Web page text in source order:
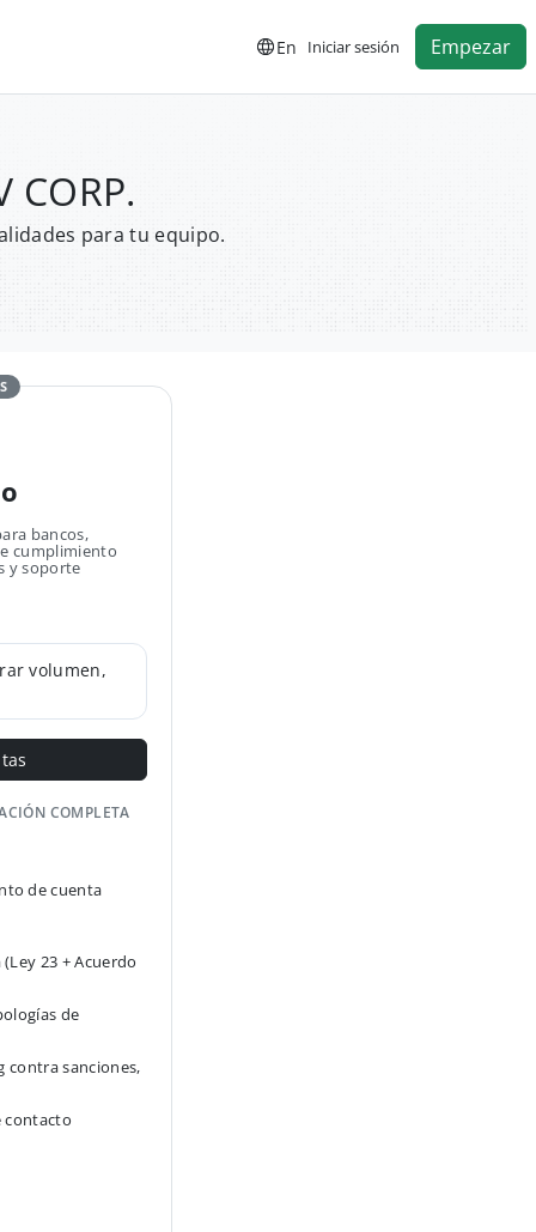
En Iniciar sesión Empezar
para tu equipo.
bancos,
cumplimiento
y soporte
volumen,
COMPLETA
de cuenta
23 + Acuerdo
de
contra sanciones,
contacto